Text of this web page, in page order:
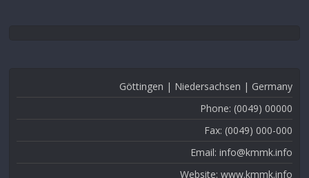
Göttingen | Niedersachsen | Germany
Phone: (0049) 00000
Fax: (0049) 000-000
Email: info@kmmk.info
Website: www.kmmk.info